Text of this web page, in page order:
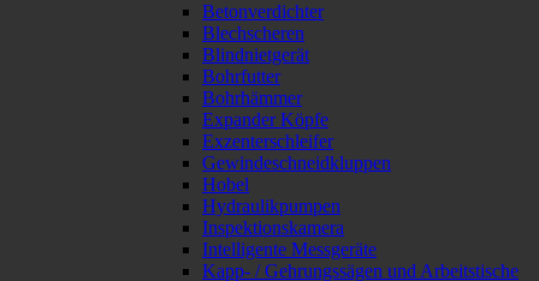
Betonverdichter
Blechscheren
Blindnietgerät
Bohrfutter
Bohrhämmer
Expander Köpfe
Exzenterschleifer
Gewindeschneidkluppen
Hobel
Hydraulikpumpen
Inspektionskamera
Intelligente Messgeräte
Kapp- / Gehrungssägen und Arbeitstische